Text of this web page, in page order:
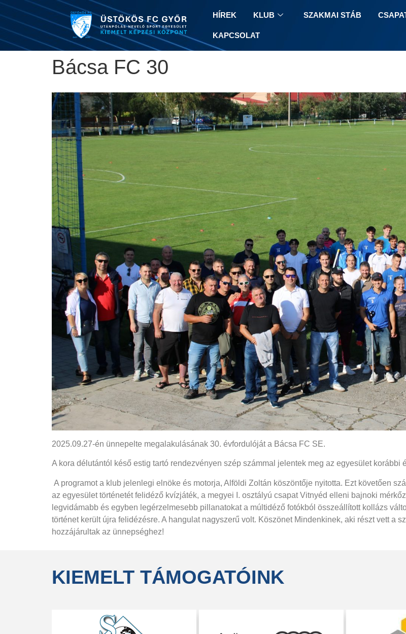
HÍREK KLUB SZAKMAI STÁB
KAPCSOLAT
Bácsa FC 30
2025.09.27-én ünnepelte megalakulásának 30. évfordulóját a Bácsa FC SE.
A kora délutántól késő estig tartó rendezvényen szép számmal jelentek meg az egyesület
A programot a klub jelenlegi elnöke és motorja, Alföldi Zoltán köszöntője nyitotta. Ezt követően
az egyesület történetét felidéző kvízjáték, a megyei I. osztályú csapat Vitnyéd elleni bajnoki
legvidámabb és egyben legérzelmesebb pillanatokat a múltidéző fotókból összeállított kollázs
történet került újra felidézésre. A hangulat nagyszerű volt. Köszönet Mindenkinek, aki részt vett a
hozzájárultak az ünnepséghez!
KIEMELT TÁMOGATÓINK